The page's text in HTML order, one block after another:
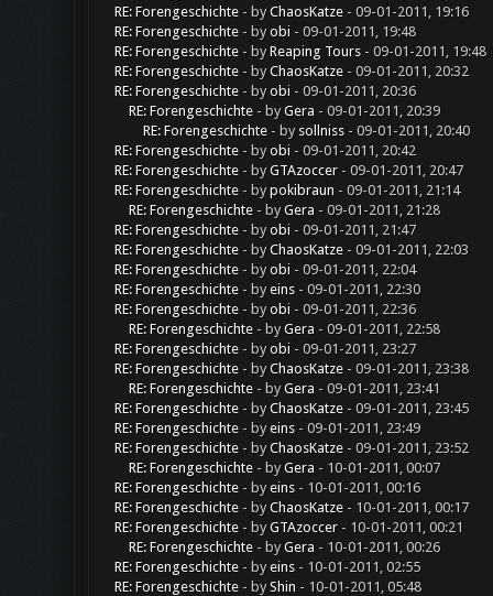
RE: Forengeschichte - byChaosKatze- 09-01-2011, 19:16
RE: Forengeschichte - byobi- 09-01-2011, 19:48
RE: Forengeschichte - byReaping Tours- 09-01-2011, 19:48
RE: Forengeschichte - byChaosKatze- 09-01-2011, 20:32
RE: Forengeschichte - byobi- 09-01-2011, 20:36
RE: Forengeschichte - byGera - 09-01-2011, 20:39
RE: Forengeschichte - by sollniss- 09-01-2011, 20:40
RE: Forengeschichte - byobi- 09-01-2011, 20:42
RE: Forengeschichte - byGTAzoccer- 09-01-2011, 20:47
RE: Forengeschichte - bypokibraun - 09-01-2011, 21:14
RE: Forengeschichte - byGera - 09-01-2011, 21:28
RE: Forengeschichte - byobi- 09-01-2011, 21:47
RE: Forengeschichte - byChaosKatze- 09-01-2011, 22:03
RE: Forengeschichte - byobi- 09-01-2011, 22:04
RE: Forengeschichte - byeins- 09-01-2011, 22:30
RE: Forengeschichte - byobi- 09-01-2011, 22:36
RE: Forengeschichte - byGera - 09-01-2011, 22:58
RE: Forengeschichte - byobi- 09-01-2011, 23:27
RE: Forengeschichte - byChaosKatze- 09-01-2011, 23:38
RE: Forengeschichte - byGera - 09-01-2011, 23:41
RE: Forengeschichte - byChaosKatze- 09-01-2011, 23:45
RE: Forengeschichte - byeins- 09-01-2011, 23:49
RE: Forengeschichte - byChaosKatze- 09-01-2011, 23:52
RE: Forengeschichte - byGera - 10-01-2011, 00:07
RE: Forengeschichte - byeins- 10-01-2011, 00:16
RE: Forengeschichte - byChaosKatze- 10-01-2011, 00:17
RE: Forengeschichte - byGTAzoccer- 10-01-2011, 00:21
RE: Forengeschichte - byGera - 10-01-2011, 00:26
RE: Forengeschichte - byeins- 10-01-2011, 02:55
RE: Forengeschichte - byShin - 10-01-2011, 05:48